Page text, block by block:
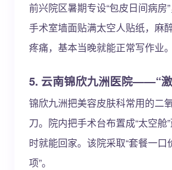
前兴院区暑期专设“包皮日间病
手术室墙面贴满太空人贴纸，麻
疼痛，基本当晚就能正常写作业
5. 云南锦欣九洲医院——“
锦欣九洲把美容皮肤科常用的二
刀。院内把手术台布置成“太空
时就能回家。该院采取“套餐一
项”。